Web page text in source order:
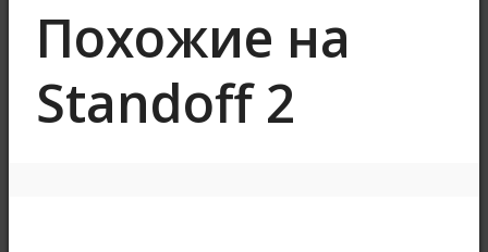
Похожие на
Standoff 2